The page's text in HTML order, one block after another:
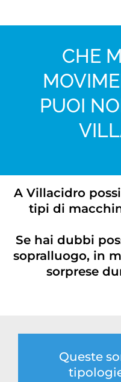
CHE
PUOI
A Villacidro
tipi di
Se hai dubbi
sopralluogo, in
sorprese
Queste